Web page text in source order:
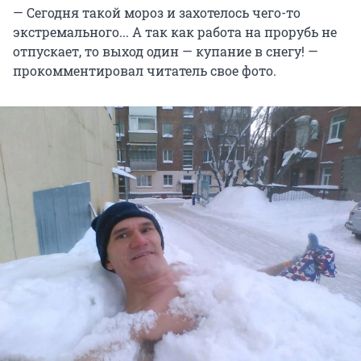
— Сегодня такой мороз и захотелось чего-то
экстремального... А так как работа на прорубь не
отпускает, то выход один — купание в снегу! —
прокомментировал читатель свое фото.